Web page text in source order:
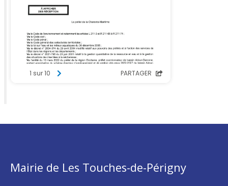
Mairie de Les Touches-de-Périgny